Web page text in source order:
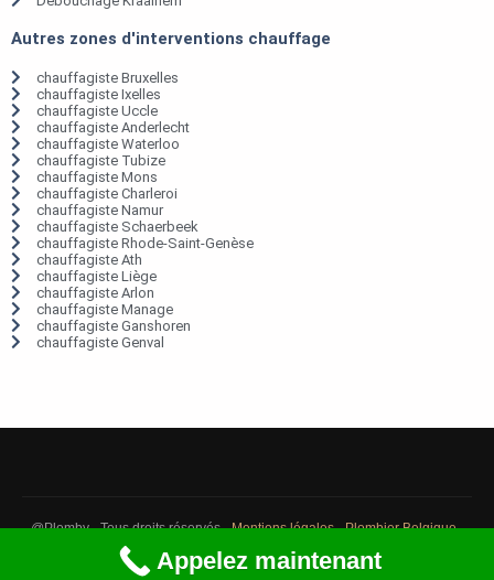
Autres zones d'interventions chauffage
chauffagiste Bruxelles
chauffagiste Ixelles
chauffagiste Uccle
chauffagiste Anderlecht
chauffagiste Waterloo
chauffagiste Tubize
chauffagiste Mons
chauffagiste Charleroi
chauffagiste Namur
chauffagiste Schaerbeek
chauffagiste Rhode-Saint-Genèse
chauffagiste Ath
chauffagiste Liège
chauffagiste Arlon
chauffagiste Manage
chauffagiste Ganshoren
chauffagiste Genval
@Plomby - Tous droits réservés -Mentions légales-Plombier Belgique-
Débouchage Belgique
Appelez maintenant